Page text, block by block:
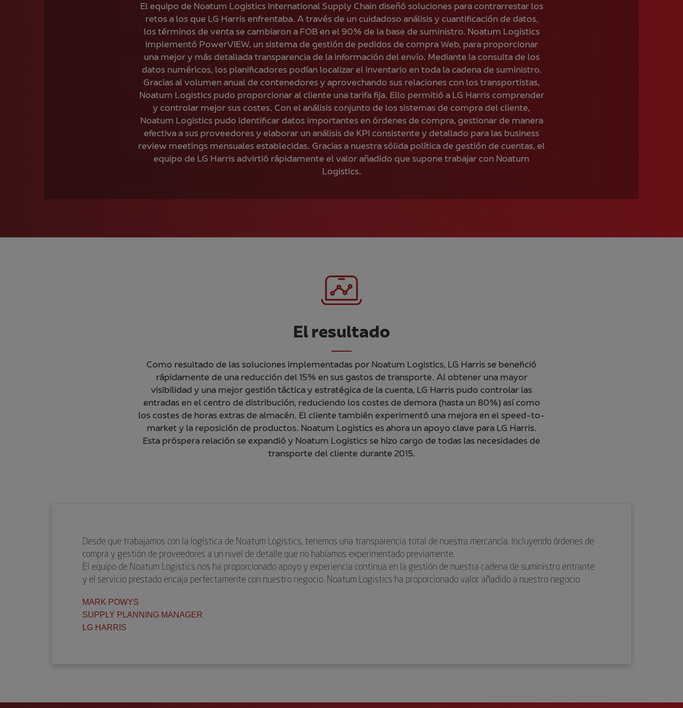
El equipo de Noatum Logistics International Supply Chain diseñó soluciones para contrarrestar los
retos a los que LG Harris enfrentaba. A través de un cuidadoso análisis y cuantificación de datos,
los términos de venta se cambiaron a FOB en el 90% de la base de suministro. Noatum Logistics
implementó PowerVIEW, un sistema de gestión de pedidos de compra Web, para proporcionar
una mejor y más detallada transparencia de la información del envío. Mediante la consulta de los
datos numéricos, los planificadores podían localizar el inventario en toda la cadena de suministro.
Gracias al volumen anual de contenedores y aprovechando sus relaciones con los transportistas,
Noatum Logistics pudo proporcionar al cliente una tarifa fija. Ello permitió a LG Harris comprender
y controlar mejor sus costes. Con el análisis conjunto de los sistemas de compra del cliente,
Noatum Logistics pudo identificar datos importantes en órdenes de compra, gestionar de manera
efectiva a sus proveedores y elaborar un análisis de KPI consistente y detallado para las business
review meetings mensuales establecidas. Gracias a nuestra sólida política de gestión de cuentas, el
equipo de LG Harris advirtió rápidamente el valor añadido que supone trabajar con Noatum
Logistics.
El resultado
Como resultado de las soluciones implementadas por Noatum Logistics, LG Harris se benefició
rápidamente de una reducción del 15% en sus gastos de transporte. Al obtener una mayor
visibilidad y una mejor gestión táctica y estratégica de la cuenta, LG Harris pudo controlar las
entradas en el centro de distribución, reduciendo los costes de demora (hasta un 80%) así como
los costes de horas extras de almacén. El cliente también experimentó una mejora en el speed-to-
market y la reposición de productos. Noatum Logistics es ahora un apoyo clave para LG Harris.
Esta próspera relación se expandió y Noatum Logistics se hizo cargo de todas las necesidades de
transporte del cliente durante 2015.
Desde que trabajamos con la logística de Noatum Logistics, tenemos una transparencia total de nuestra mercancía. Incluyendo órdenes de
compra y gestión de proveedores a un nivel de detalle que no habíamos experimentado previamente.
El equipo de Noatum Logistics nos ha proporcionado apoyo y experiencia continua en la gestión de nuestra cadena de suministro entrante
y el servicio prestado encaja perfectamente con nuestro negocio. Noatum Logistics ha proporcionado valor añadido a nuestro negocio
MARK POWYS
SUPPLY PLANNING MANAGER
LG HARRIS